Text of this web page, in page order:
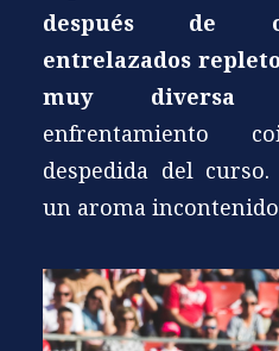
después de
entrelazados
muy diversa
enfrentamiento
despedida del
un aroma